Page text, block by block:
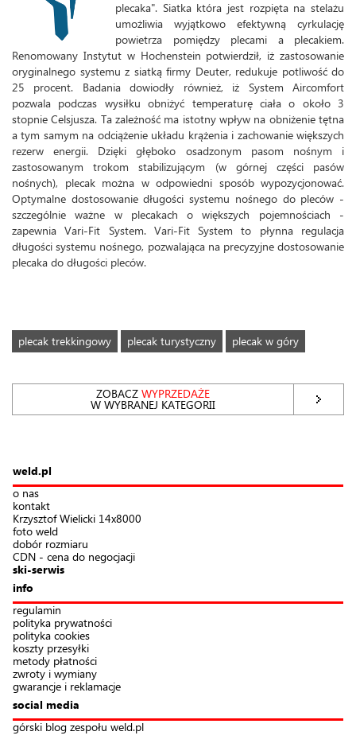
plecaka". Siatka która jest rozpięta na stelażu
umożliwia wyjątkowo efektywną cyrkulację
powietrza pomiędzy plecami a plecakiem.
Renomowany Instytut w Hochenstein potwierdził, iż zastosowanie
oryginalnego systemu z siatką firmy Deuter, redukuje potliwość do
25 procent. Badania dowiodły również, iż System Aircomfort
pozwala podczas wysiłku obniżyć temperaturę ciała o około 3
stopnie Celsjusza. Ta zależność ma istotny wpływ na obniżenie tętna
a tym samym na odciążenie układu krążenia i zachowanie większych
rezerw energii. Dzięki głęboko osadzonym pasom nośnym i
zastosowanym trokom stabilizującym (w górnej części pasów
nośnych), plecak można w odpowiedni sposób wypozycjonować.
Optymalne dostosowanie długości systemu nośnego do pleców -
szczególnie ważne w plecakach o większych pojemnościach -
zapewnia Vari-Fit System. Vari-Fit System to płynna regulacja
długości systemu nośnego, pozwalająca na precyzyjne dostosowanie
plecaka do długości pleców.
plecak trekkingowy plecak turystyczny plecak w góry
ZOBACZWYPRZEDAŻE
W WYBRANEJ KATEGORII
weld.pl
o nas
kontakt
Krzysztof Wielicki 14x8000
foto weld
dobór rozmiaru
CDN - cena do negocjacji
ski-serwis
info
regulamin
polityka prywatności
polityka cookies
koszty przesyłki
metody płatności
zwroty i wymiany
gwarancje i reklamacje
social media
górski blog zespołu weld.pl